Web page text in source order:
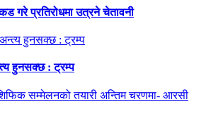
गरे प्रतिरोधमा उत्रने चेतावनी
हुनसक्छ : ट्रम्प